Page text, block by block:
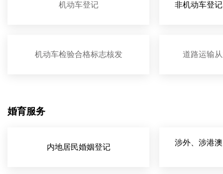
机动车登记 非机动车登
机动车检验合格标志核发 道路运输
婚育服务
内地居民婚姻登记
涉外、涉港